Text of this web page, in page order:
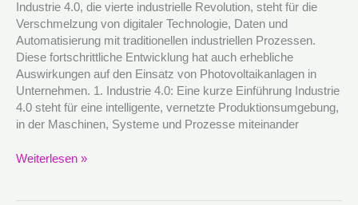
Industrie 4.0, die vierte industrielle Revolution, steht für die
Verschmelzung von digitaler Technologie, Daten und
Automatisierung mit traditionellen industriellen Prozessen.
Diese fortschrittliche Entwicklung hat auch erhebliche
Auswirkungen auf den Einsatz von Photovoltaikanlagen in
Unternehmen. 1. Industrie 4.0: Eine kurze Einführung Industrie
4.0 steht für eine intelligente, vernetzte Produktionsumgebung,
in der Maschinen, Systeme und Prozesse miteinander
Effizienz
von
PV-
Anlagen
in
Unternehmen
verbessert
Weiterlesen »